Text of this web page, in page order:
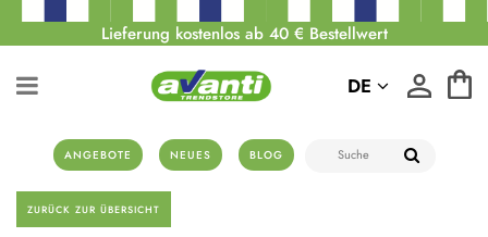
Lieferung kostenlos ab 40 € Bestellwert
ANGEBOTE NEUES BLOG
DE
ZURÜCK ZUR ÜBERSICHT